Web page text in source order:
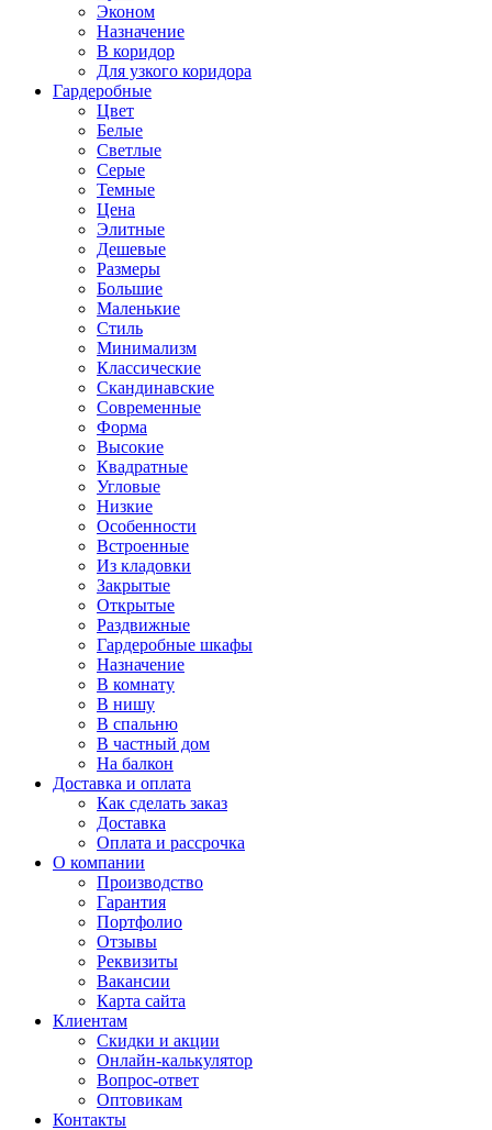
Эконом
Назначение
В коридор
Для узкого коридора
Гардеробные
Цвет
Белые
Светлые
Серые
Темные
Цена
Элитные
Дешевые
Размеры
Большие
Маленькие
Стиль
Минимализм
Классические
Скандинавские
Современные
Форма
Высокие
Квадратные
Угловые
Низкие
Особенности
Встроенные
Из кладовки
Закрытые
Открытые
Раздвижные
Гардеробные шкафы
Назначение
В комнату
В нишу
В спальню
В частный дом
На балкон
Доставка и оплата
Как сделать заказ
Доставка
Оплата и рассрочка
О компании
Производство
Гарантия
Портфолио
Отзывы
Реквизиты
Вакансии
Карта сайта
Клиентам
Скидки и акции
Онлайн-калькулятор
Вопрос-ответ
Оптовикам
Контакты